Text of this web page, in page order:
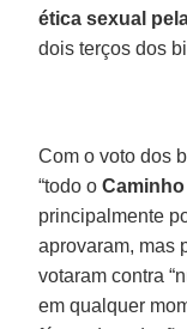
ética sexual
dois terços dos
Com o voto dos
“todo oCaminho
principalmente
aprovaram, mas
votaram contra
em qualquer